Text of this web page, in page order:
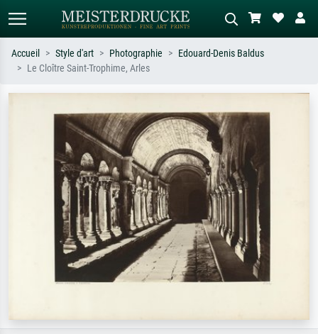
ex. Monet, Nuit étoilée,
impressionnisme, vague de Hokusai,
abstrait avec beaucoup de rouge,
tableau sombre, nu debout près d'un
arbre.
Accueil Style d'art Photographie
Edouard-Denis Baldus
Le Cloître Saint-Trophime, Arles